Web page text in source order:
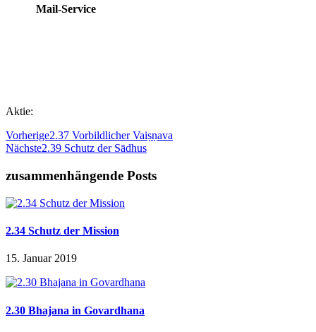
Mail-Service
Aktie:
Vorherige2.37 Vorbildlicher Vaiṣṇava
Nächste2.39 Schutz der Sādhus
zusammenhängende Posts
2.34 Schutz der Mission
15. Januar 2019
2.30 Bhajana in Govardhana